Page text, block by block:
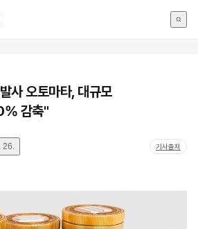
사 오토마타, 대규모
감축"
26. 기사출처